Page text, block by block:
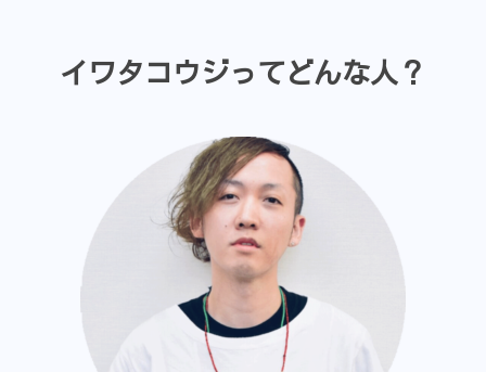
イワタコウジってどんな人？